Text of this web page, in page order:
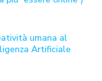
umana al
Artificiale